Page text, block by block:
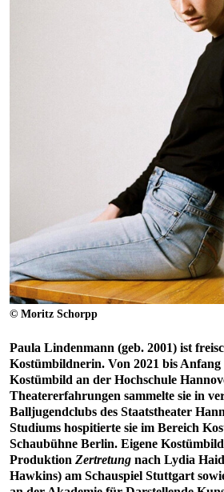
© Moritz Schorpp
Paula Lindenmann (geb. 2001) ist
Kostümbildnerin. Von 2021 bis Anfang
Kostümbild an der Hochschule
Theatererfahrungen sammelte sie in
Balljugendclubs des Staatstheater
Studiums hospitierte sie im Bereich
Schaubühne Berlin. Eigene
Produktion Zertretung nach Lydia
Hawkins) am Schauspiel Stuttgart